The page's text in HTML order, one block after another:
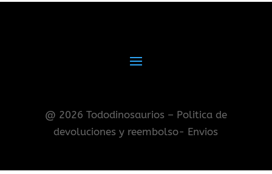
@ 2026 Tododinosaurios – Politica de
devoluciones y reembolso- Envios